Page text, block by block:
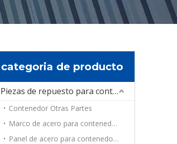
categoria de producto
Piezas de repuesto para contenedores
Contenedor Otras Partes
Marco de acero para contenedores
Panel de acero para contenedores